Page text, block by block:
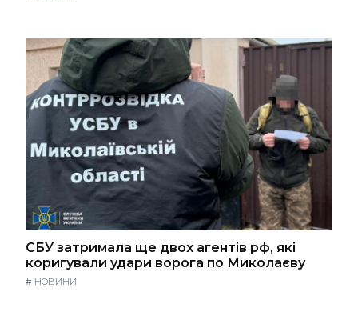
СБУ затримала ще двох агентів рф, які
коригували удари ворога по Миколаєву
# НОВИНИ